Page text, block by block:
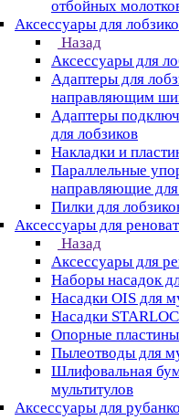
отбойных
Аксессуары для
Назад
Аксессуары для
Адаптеры для
направляющим
Адаптеры
для лобзиков
Накладки и
Параллельные
направляющие для
Пилки для
Аксессуары для
Назад
Аксессуары для
Наборы насадок
Насадки OIS для
Насадки
Опорные
Пылеотводы для
Шлифовальная
мультитулов
Аксессуары для